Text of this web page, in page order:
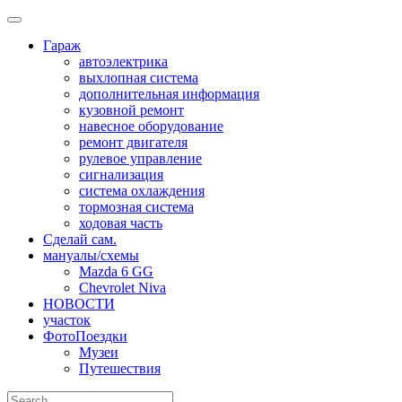
Skip
contentГараж
автоэлектрика
выхлопная система
дополнительная информация
кузовной ремонт
навесное оборудование
ремонт двигателя
рулевое управление
сигнализация
система охлаждения
тормозная система
ходовая часть
Сделай сам.
мануалы/схемы
Mazda 6 GG
Chevrolet Niva
НОВОСТИ
участок
ФотоПоездки
Музеи
Путешествия
Search